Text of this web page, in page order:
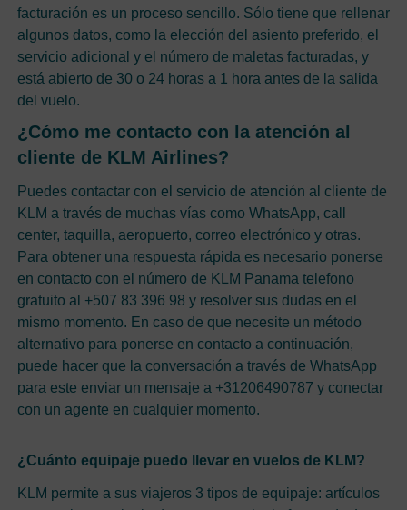
facturación es un proceso sencillo. Sólo tiene que rellenar
algunos datos, como la elección del asiento preferido, el
servicio adicional y el número de maletas facturadas, y
está abierto de 30 o 24 horas a 1 hora antes de la salida
del vuelo.
¿Cómo me contacto con la atención al
cliente de KLM Airlines?
Puedes contactar con el servicio de atención al cliente de
KLM a través de muchas vías como WhatsApp, call
center, taquilla, aeropuerto, correo electrónico y otras.
Para obtener una respuesta rápida es necesario ponerse
en contacto con el número de KLM Panama telefono
gratuito al +507 83 396 98 y resolver sus dudas en el
mismo momento. En caso de que necesite un método
alternativo para ponerse en contacto a continuación,
puede hacer que la conversación a través de WhatsApp
para este enviar un mensaje a +31206490787 y conectar
con un agente en cualquier momento.
¿Cuánto equipaje puedo llevar en vuelos de KLM?
KLM permite a sus viajeros 3 tipos de equipaje: artículos